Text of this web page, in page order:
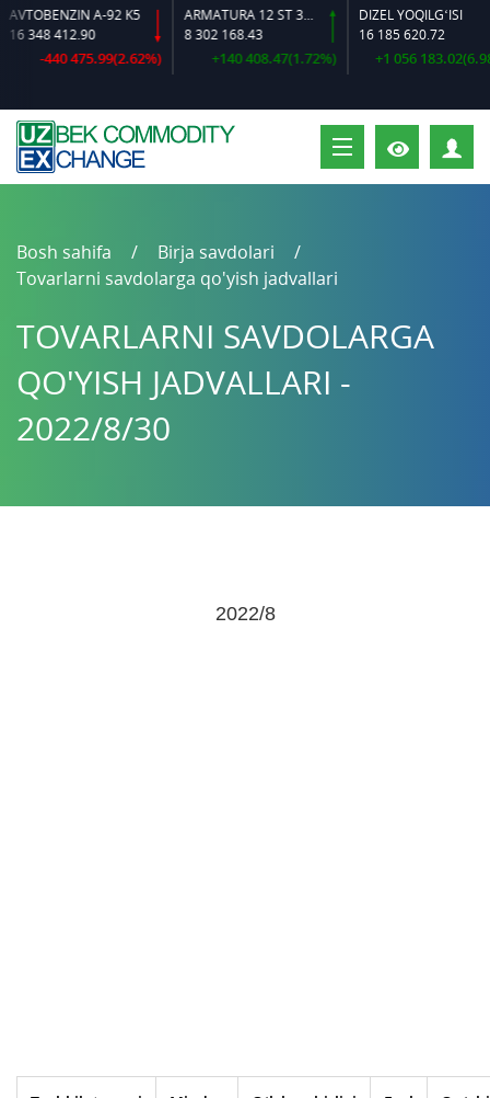
A-92 K5
348 412.90
-440 475.99(2.62%)
ARMATURA 12 ST 35 GS O‘LCHAMLI
8 302 168.43
+140 408.47(1.72%)
DIZEL YOQILG‘ISI
16 185 620.72
+1 056 183.02(6.98%)
Bosh sahifa
Birja savdolari
Tovarlarni savdolarga qo'yish jadvallari
TOVARLARNI SAVDOLARGA
QO'YISH JADVALLARI -
2022/8/30
2022/8